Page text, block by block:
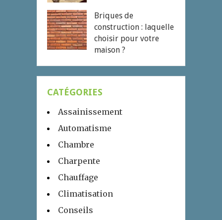
Briques de
construction : laquelle
choisir pour votre
maison ?
CATÉGORIES
Assainissement
Automatisme
Chambre
Charpente
Chauffage
Climatisation
Conseils